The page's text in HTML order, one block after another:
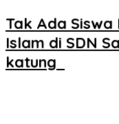
Tak Ada Siswa
Islam di SDN
katung ‎